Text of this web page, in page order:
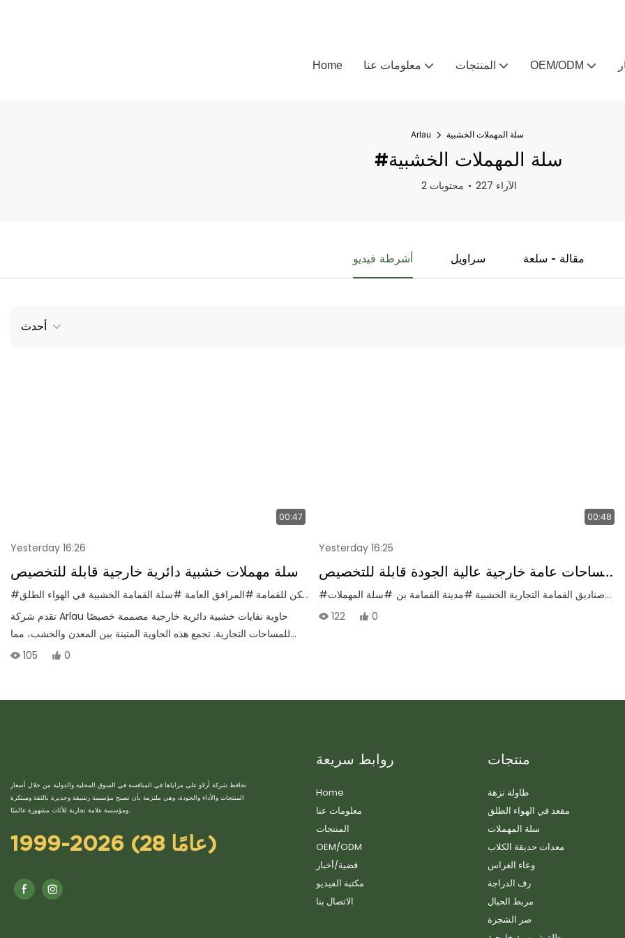
Home معلومات عنا المنتجات OEM/ODM
Arlau سلة المهملات الخشبية
#سلة المهملات الخشبية
2 محتويات 227 الآراء
أشرطة فيديو سراويل مقالة - سلعة
أحدث
00:47
Yesterday 16:26
سلة مهملات خشبية دائرية خارجية قابلة للتخصيص
#سلة المهملات الخشبية #يمكن للقمامة #المرافق العامة #سلة القمامة الخشبية في الهواء الطلق
تقدم شركة Arlau حاوية نفايات خشبية دائرية خارجية مصممة خصيصًا
للمساحات التجارية. تجمع هذه الحاوية المتينة بين المعدن والخشب، مما
105 0
00:48
Yesterday 16:25
مساحات عامة خارجية عالية الجودة قابلة للتخصيص
مع صناديق قمامة مركبة من الخشب والفولاذ، وسعة
كبيرة، وحماية من الشمس ومقاومة للتآكل
#صناديق القمامة التجارية الخشبية #مدينة القمامة بن #سلة المهملات
122
0
تحافظ شركة أرلاو على مزاياها في المنافسة في السوق المحلية والدولية من خلال أسعار
المنتجات والأداء والجودة، وهي ملتزمة بأن تصبح مؤسسة رشيقة وجديرة بالثقة ومبتكرة
1999-2026 (28 عامًا)
روابط سريعة
Home
معلومات عنا
المنتجات
OEM/ODM
قضية/أخبار
مكتبة الفيديو
الاتصال بنا
منتجات
طاولة نزهة
مقعد في الهواء الطلق
سلة المهملات
معدات حديقة الكلاب
وعاء الغراس
رف الدراجة
مربط الحبال
صر الشجرة